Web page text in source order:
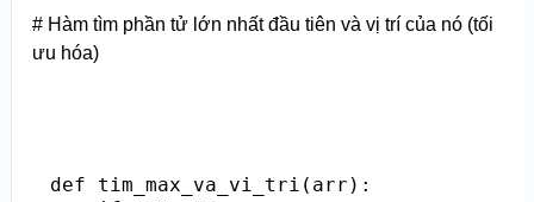
# Hàm tìm phần tử lớn nhất đầu tiên và vị trí của nó (tối
ưu hóa)
def tim_max_va_vi_tri(arr):